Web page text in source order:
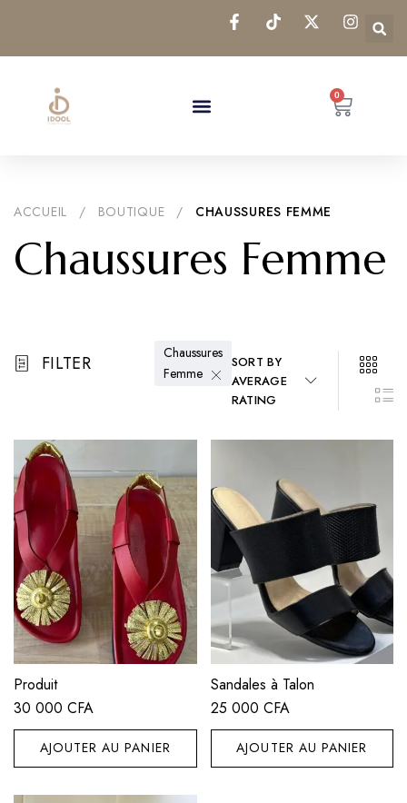
0
ACCUEIL / BOUTIQUE / CHAUSSURES FEMME
Chaussures Femme
FILTER
Chaussures
Femme
SORT BY
AVERAGE
RATING
Produit
30 000 CFA
AJOUTER AU PANIER
Sandales à Talon
25 000 CFA
AJOUTER AU PANIER